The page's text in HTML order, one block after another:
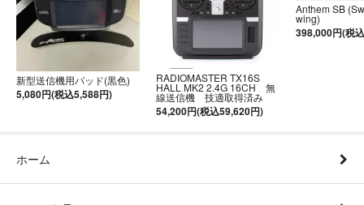
新型送信機用パッド(黒色)
5,080円(税込5,588円)
RADIOMASTER TX16S
HALL MK2 2.4G 16CH 無
線送信機 技適取得済み
54,200円(税込59,620円)
Anthem SB
wing)
398,000円(税
ホーム